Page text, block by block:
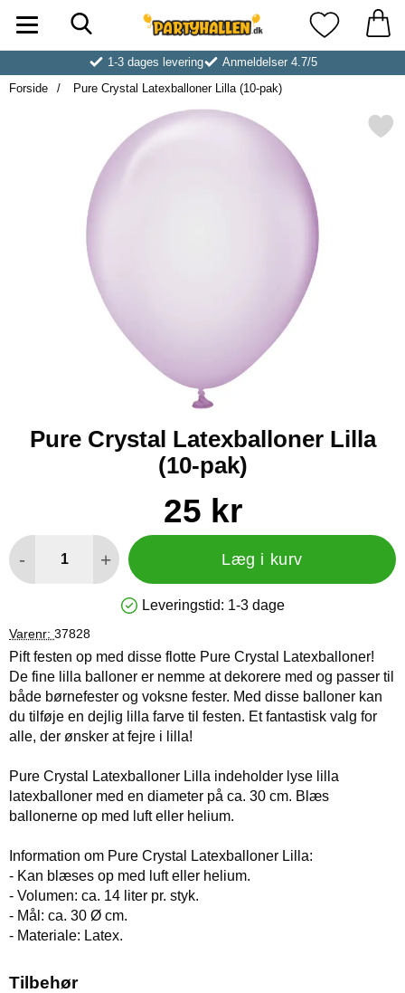
Startside for Partyhallen AB Mine
1-3 dages levering
Anmeldelser 4.7/5
Forside
Pure Crystal Latexballoner Lilla (10-pak)
Markér pure Crystal
Pure Crystal Latexballoner Lilla
(10-pak)
Køb dette produkt Pure Crystal Latexballoner Lilla
pris
25 kr
- + Læg i kurv
Produkttilgængelighed: På lager
Leveringstid: 1-3 dage
Varenr: 37828
Pift festen op med disse flotte Pure Crystal Latexballoner!
De fine lilla balloner er nemme at dekorere med og passer til
både børnefester og voksne fester. Med disse balloner kan
du tilføje en dejlig lilla farve til festen. Et fantastisk valg for
alle, der ønsker at fejre i lilla!
Pure Crystal Latexballoner Lilla indeholder lyse lilla
latexballoner med en diameter på ca. 30 cm. Blæs
ballonerne op med luft eller helium.
Information om Pure Crystal Latexballoner Lilla:
- Kan blæses op med luft eller helium.
- Volumen: ca. 14 liter pr. styk.
- Mål: ca. 30 Ø cm.
- Materiale: Latex.
Tilbehør